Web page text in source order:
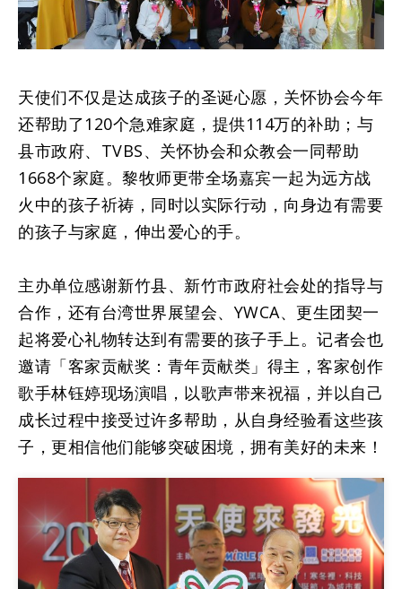
天使们不仅是达成孩子的圣诞心愿，关怀协会今年
还帮助了120个急难家庭，提供114万的补助；与
县市政府、TVBS、关怀协会和众教会一同帮助
1668个家庭。黎牧师更带全场嘉宾一起为远方战
火中的孩子祈祷，同时以实际行动，向身边有需要
的孩子与家庭，伸出爱心的手。
主办单位感谢新竹县、新竹市政府社会处的指导与
合作，还有台湾世界展望会、YWCA、更生团契一
起将爱心礼物转达到有需要的孩子手上。记者会也
邀请「客家贡献奖：青年贡献类」得主，客家创作
歌手林钰婷现场演唱，以歌声带来祝福，并以自己
成长过程中接受过许多帮助，从自身经验看这些孩
子，更相信他们能够突破困境，拥有美好的未来！